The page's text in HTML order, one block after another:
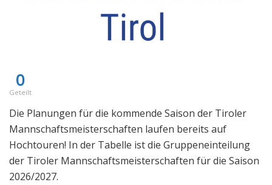
0
Geteilt
Die Planungen für die kommende Saison der Tiroler
Mannschaftsmeisterschaften laufen bereits auf
Hochtouren! In der Tabelle ist die Gruppeneinteilung
der Tiroler Mannschaftsmeisterschaften für die Saison
2026/2027.